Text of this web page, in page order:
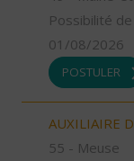
Possibilité
01/08/2026
POSTULER
AUXILIAIRE
55 - Meuse